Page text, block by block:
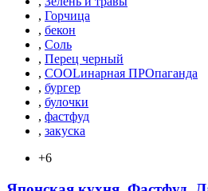
, Горчица
, бекон
, Соль
, Перец черный
, COOLинарная ПРОпаганда
, бургер
, булочки
, фастфуд
, закуска
+6